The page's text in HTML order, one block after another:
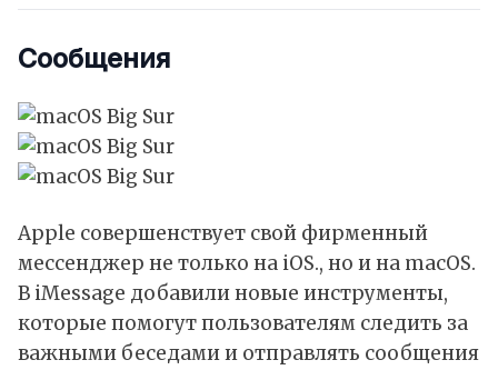
Сообщения
Apple совершенствует свой фирменный
мессенджер не только на iOS., но и на macOS.
В iMessage добавили новые инструменты,
которые помогут пользователям следить за
важными беседами и отправлять сообщения